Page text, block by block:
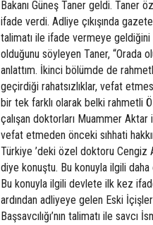
Bakanı Güneş Taner geldi. Taner
ifade verdi. Adliye çıkışında
talimatı ile ifade vermeye geldiğini
olduğunu söyleyen Taner, “Orada
anlattım. İkinci bölümde de rahmetli
geçirdiği rahatsızlıklar, vefat
bir tek farklı olarak belki rahmetli
çalışan doktorları Muammer
vefat etmeden önceki sıhhati
Türkiye ’deki özel doktoru Cengiz
diye konuştu. Bu konuyla ilgili
Bu konuyla ilgili devlete ilk kez
ardından adliyeye gelen Eski
Başsavcılığı’nın talimatı ile savcı